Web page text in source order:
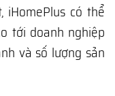
iHomePlus có thể
tới doanh nghiệp
và số lượng sản